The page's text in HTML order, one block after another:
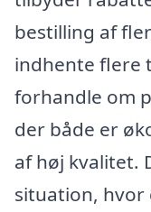
bestilling af
indhente flere
forhandle om
der både er
af høj kvalitet.
situation, hvor